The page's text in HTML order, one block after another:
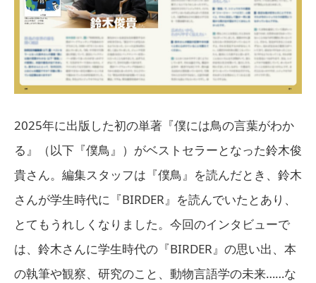
2025年に出版した初の単著『僕には鳥の言葉がわか
る』（以下『僕鳥』）がベストセラーとなった鈴木俊
貴さん。編集スタッフは『僕鳥』を読んだとき、鈴木
さんが学生時代に『BIRDER』を読んでいたとあり、
とてもうれしくなりました。今回のインタビューで
は、鈴木さんに学生時代の『BIRDER』の思い出、本
の執筆や観察、研究のこと、動物言語学の未来……な